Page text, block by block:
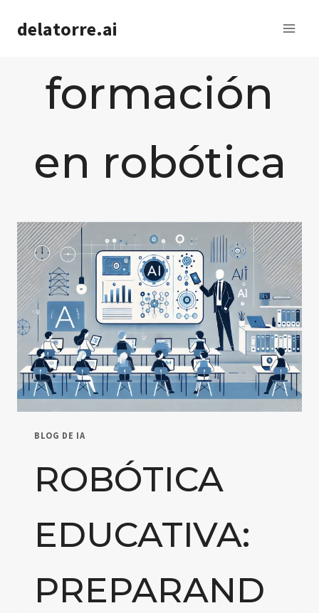
delatorre.ai
formación
en robótica
BLOG DE IA
ROBÓTICA
EDUCATIVA:
PREPARAND